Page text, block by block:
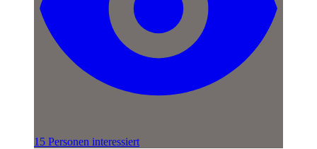
15 Personen interessiert